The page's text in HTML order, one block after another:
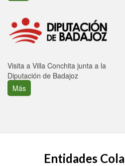
Visita a Villa Conchita junta a la
Diputación de Badajoz
Más
Entidades